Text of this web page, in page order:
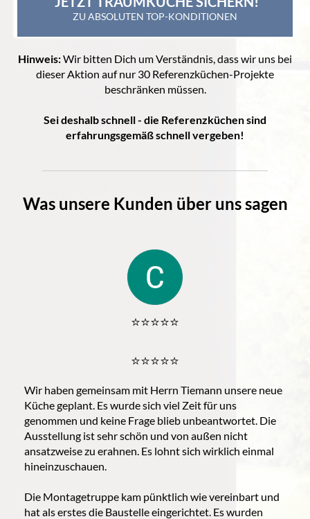
ZU ABSOLUTEN TOP-KONDITIONEN
Hinweis:Wir bitten Dich um Verständnis, dass wir uns bei
dieser Aktion auf nur 30 Referenzküchen-Projekte
beschränken müssen.
Sei deshalb schnell - die Referenzküchen sind
erfahrungsgemäß schnell vergeben!
Was unsere Kunden über uns sagen
⭐️⭐️⭐️⭐️⭐️
⭐️⭐️⭐️⭐️⭐️
Wir haben gemeinsam mit Herrn Tiemann unsere neue
Küche geplant. Es wurde sich viel Zeit für uns
genommen und keine Frage blieb unbeantwortet. Die
Ausstellung ist sehr schön und von außen nicht
ansatzweise zu erahnen. Es lohnt sich wirklich einmal
hineinzuschauen.
Die Montagetruppe kam pünktlich wie vereinbart und
hat als erstes die Baustelle eingerichtet. Es wurden